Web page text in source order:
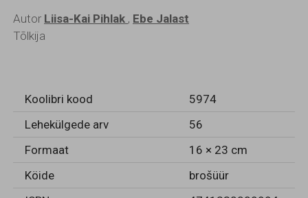
Autor Liisa-Kai Pihlak , Ebe Jalast
Tõlkija
Koolibri kood
5974
Lehekülgede arv
56
Formaat
16 × 23 cm
Köide
brošüür